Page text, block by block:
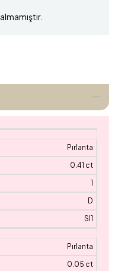
Pırlanta
0.41 ct
1
D
SI1
Pırlanta
0.05 ct